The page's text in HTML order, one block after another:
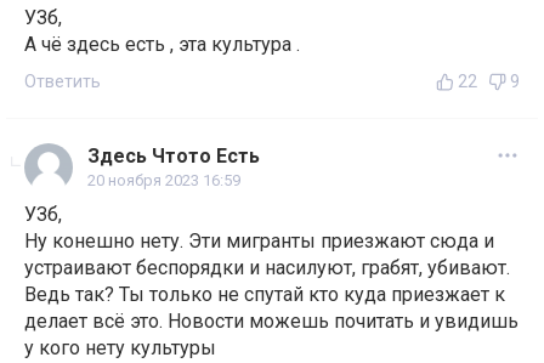
УЗб,
А чё здесь есть , эта культура .
Ответить 22 9
Здесь Чтото Есть
20 ноября 2023 16:59
УЗб,
Ну конешно нету. Эти мигранты приезжают сюда и
устраивают беспорядки и насилуют, грабят, убивают.
Ведь так? Ты только не спутай кто куда приезжает к
делает всё это. Новости можешь почитать и увидишь
у кого нету культуры